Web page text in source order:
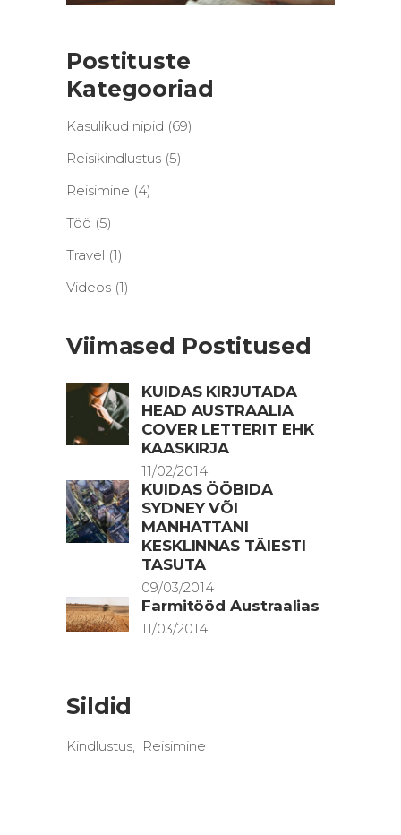
Postituste
Kategooriad
Kasulikud nipid (69)
Reisikindlustus (5)
Reisimine (4)
Töö (5)
Travel (1)
Videos (1)
Viimased Postitused
KUIDAS KIRJUTADA
HEAD AUSTRAALIA
COVER LETTERIT EHK
KAASKIRJA
11/02/2014
KUIDAS ÖÖBIDA
SYDNEY VÕI
MANHATTANI
KESKLINNAS TÄIESTI
TASUTA
09/03/2014
Farmitööd Austraalias
11/03/2014
Sildid
Kindlustus Reisimine